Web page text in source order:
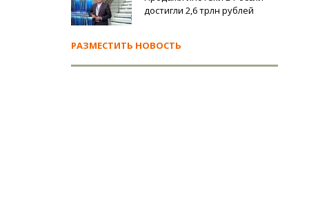
достигли 2,6 трлн рублей
РАЗМЕСТИТЬ НОВОСТЬ